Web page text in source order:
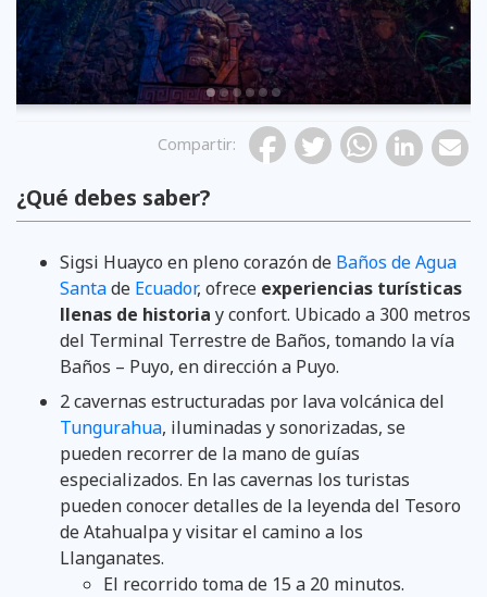
Compartir:
¿Qué debes saber?
Sigsi Huayco en pleno corazón de Baños de Agua
Santade Ecuador, ofrece experiencias turísticas
llenas de historia y confort. Ubicado a 300 metros
del Terminal Terrestre de Baños, tomando la vía
Baños – Puyo, en dirección a Puyo.
2 cavernas estructuradas por lava volcánica del
Tungurahua, iluminadas y sonorizadas, se
pueden recorrer de la mano de guías
especializados. En las cavernas los turistas
pueden conocer detalles de la leyenda del Tesoro
de Atahualpa y visitar el camino a los
Llanganates.
El recorrido toma de 15 a 20 minutos.